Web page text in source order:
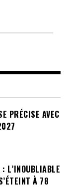
PRÉCISE AVEC
L’INOUBLIABLE
À 78